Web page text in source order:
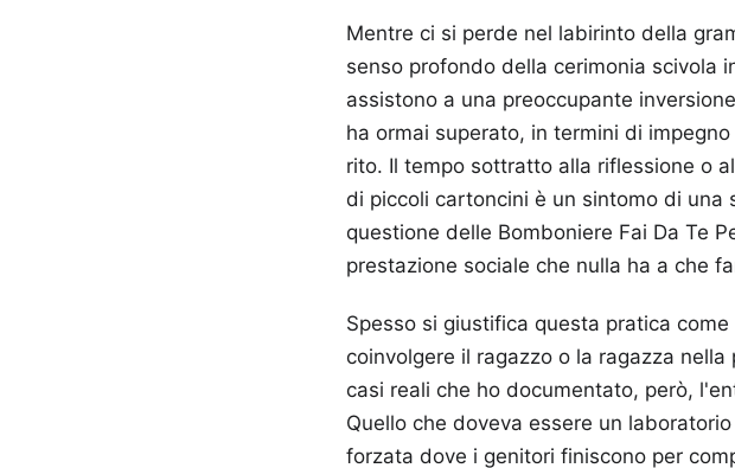
Mentre ci si perde nel labirinto della
senso profondo della cerimonia scivola
assistono a una preoccupante
ha ormai superato, in termini di
rito. Il tempo sottratto alla riflessione o
di piccoli cartoncini è un sintomo di una
questione delle Bomboniere Fai Da Te
prestazione sociale che nulla ha a che
Spesso si giustifica questa pratica
coinvolgere il ragazzo o la ragazza
casi reali che ho documentato, però,
Quello che doveva essere un
forzata dove i genitori finiscono per